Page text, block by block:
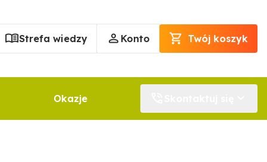
Strefa wiedzy Konto Twój koszyk
Okazje